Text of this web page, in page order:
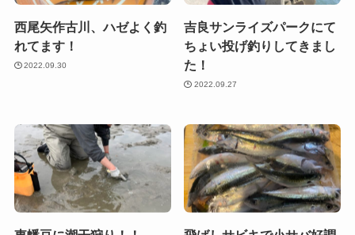
西尾矢作古川、ハゼよく釣
れてます！
2022.09.30
吉良サンライズパークにて
ちょい投げ釣りしてきまし
た！
2022.09.27